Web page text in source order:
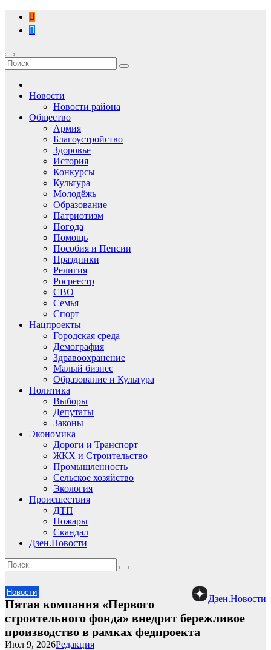
Перейти
содержимому
Новости
Новости района
Общество
Армия
Благоустройство
Здоровье
История
Конкурсы
Культура
Молодёжь
Образование
Патриотизм
Погода
Помощь
Пособия и Пенсии
Праздники
Религия
Росреестр
СВО
Семья
Спорт
Нацпроекты
Городская среда
Демография
Здравоохранение
Малый бизнес
Образование и Культура
Политика
Выборы
Депутаты
Законы
Экономика
Дороги и Транспорт
ЖКХ и Строительство
Промышленность
Сельское хозяйство
Экология
Происшествия
ДТП
Пожары
Скандал
Дзен.Новости
Новости
Дзен.Новости
Пятая компания «Первого
строительного фонда» внедрит бережливое
производство в рамках федпроекта
Редакция
Июл 9, 2026